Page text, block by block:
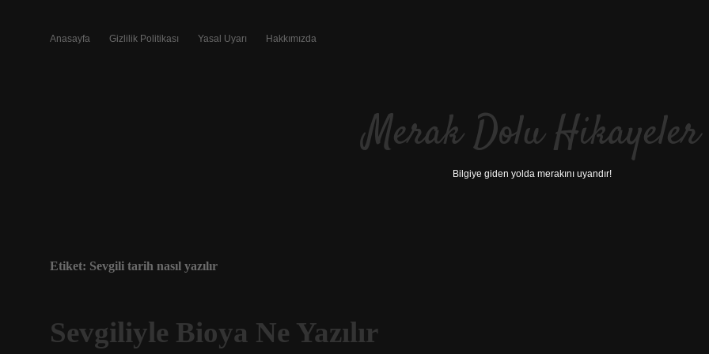
Anasayfa Gizlilik Politikası Yasal Uyarı Hakkımızda
Merak Dolu Hikayeler
Bilgiye giden yolda merakını uyandır!
Etiket: Sevgili tarih nasıl yazılır
Sevgiliyle Bioya Ne Yazılır